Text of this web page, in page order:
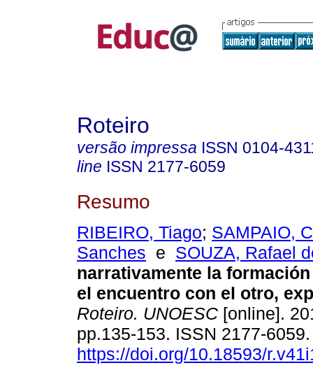
Roteiro
versão impressa ISSN 0104-
line ISSN 2177-6059
Resumo
RIBEIRO, Tiago; SAMPAIO,
Sanches e SOUZA, Rafael
narrativamente la
el encuentro con el otro,
Roteiro. UNOESC [online].
pp.135-153. ISSN 2177-
https://doi.org/10.18593/